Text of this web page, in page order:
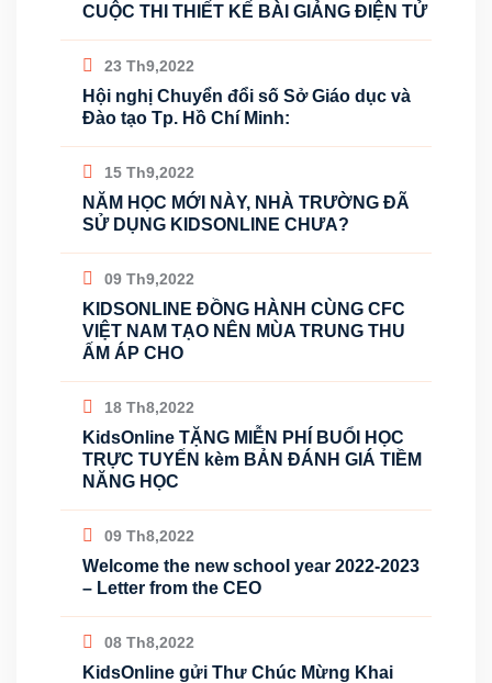
CUỘC THI THIẾT KẾ BÀI GIẢNG ĐIỆN TỬ
23 Th9,2022
Hội nghị Chuyển đổi số Sở Giáo dục và
Đào tạo Tp. Hồ Chí Minh:
15 Th9,2022
NĂM HỌC MỚI NÀY, NHÀ TRƯỜNG ĐÃ
SỬ DỤNG KIDSONLINE CHƯA?
09 Th9,2022
KIDSONLINE ĐỒNG HÀNH CÙNG CFC
VIỆT NAM TẠO NÊN MÙA TRUNG THU
ẤM ÁP CHO
18 Th8,2022
KidsOnline TẶNG MIỄN PHÍ BUỔI HỌC
TRỰC TUYẾN kèm BẢN ĐÁNH GIÁ TIỀM
NĂNG HỌC
09 Th8,2022
Welcome the new school year 2022-2023
– Letter from the CEO
08 Th8,2022
KidsOnline gửi Thư Chúc Mừng Khai